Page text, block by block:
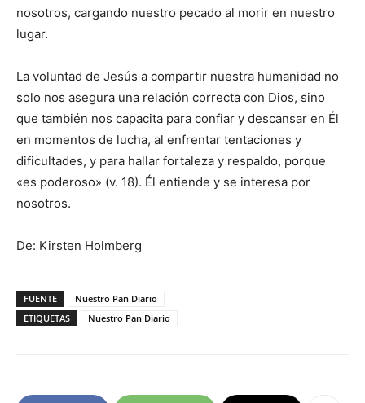
nosotros, cargando nuestro pecado al morir en nuestro
lugar.
La voluntad de Jesús a compartir nuestra humanidad no
solo nos asegura una relación correcta con Dios, sino
que también nos capacita para confiar y descansar en Él
en momentos de lucha, al enfrentar tentaciones y
dificultades, y para hallar fortaleza y respaldo, porque
«es poderoso» (v. 18). Él entiende y se interesa por
nosotros.
De: Kirsten Holmberg
FUENTE
Nuestro Pan Diario
ETIQUETAS
Nuestro Pan Diario